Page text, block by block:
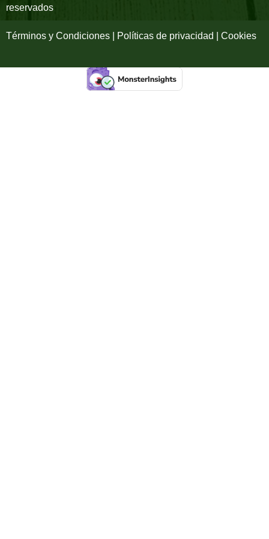
reservados
Términos y Condiciones | Políticas de privacidad | Cookies